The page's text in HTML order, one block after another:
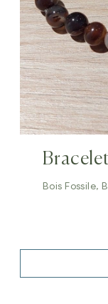
Bois Fossile,